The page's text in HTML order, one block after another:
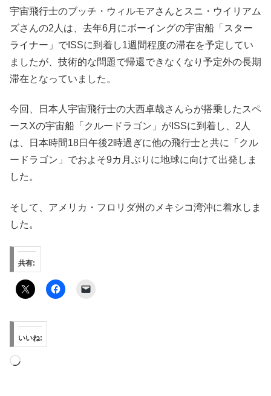
宇宙飛行士のブッチ・ウィルモアさんとスニ・ウイリアム
ズさんの2人は、去年6月にボーイングの宇宙船「スター
ライナー」でISSに到着し1週間程度の滞在を予定してい
ましたが、技術的な問題で帰還できなくなり予定外の長期
滞在となっていました。
今回、日本人宇宙飛行士の大西卓哉さんらが搭乗したスペ
ースXの宇宙船「クルードラゴン」がISSに到着し、2人
は、日本時間18日午後2時過ぎに他の飛行士と共に「クル
ードラゴン」でおよそ9カ月ぶりに地球に向けて出発しま
した。
そして、アメリカ・フロリダ州のメキシコ湾沖に着水しま
した。
共有:
いいね:
読